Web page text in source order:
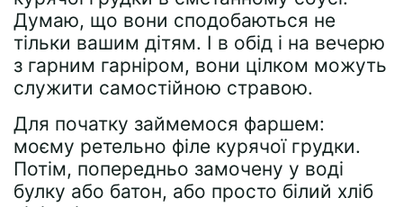
Думаю, що вони сподобаються не
тільки вашим дітям. І в обід і на вечерю
з гарним гарніром, вони цілком можуть
служити самостійною стравою.
Для початку займемося фаршем:
моєму ретельно філе курячої грудки.
Потім, попередньо замочену у воді
булку або батон, або просто білий хліб